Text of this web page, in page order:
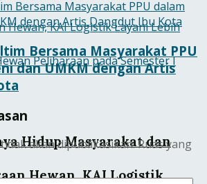
Hidup Masyarakat dan
Hewan, KAI Logistik
Bersama Masyarakat PPU
dan UMKM dengan Artis
akan dipublikasikan.Ruas yang